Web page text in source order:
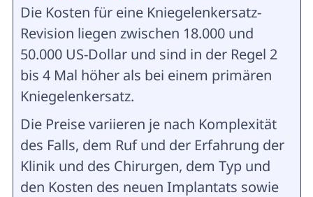
Die Kosten für eine Kniegelenkersatz-
Revision liegen zwischen 18.000 und
50.000 US-Dollar und sind in der Regel 2
bis 4 Mal höher als bei einem primären
Kniegelenkersatz.
Die Preise variieren je nach Komplexität
des Falls, dem Ruf und der Erfahrung der
Klinik und des Chirurgen, dem Typ und
den Kosten des neuen Implantats sowie